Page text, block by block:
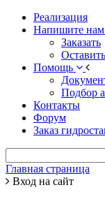
Реализация
Напишите нам
Заказать
Помощь
Подбор
Контакты
Форум
Заказ
Главная страница
Вход на сайт